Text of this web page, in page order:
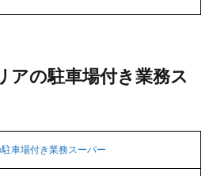
アの駐車場付き業務ス
車場付き業務スーパー